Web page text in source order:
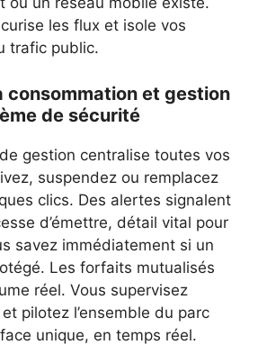
les flux et isole vos
trafic public.
consommation et gestion
de sécurité
gestion centralise toutes vos
suspendez ou remplacez
clics. Des alertes signalent
d’émettre, détail vital pour
savez immédiatement si un
Les forfaits mutualisés
réel. Vous supervisez
pilotez l’ensemble du parc
unique, en temps réel.